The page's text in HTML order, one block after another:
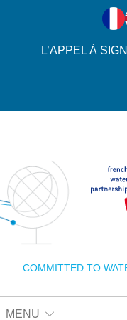
L’APPEL À
COMMITTED TO
MENU